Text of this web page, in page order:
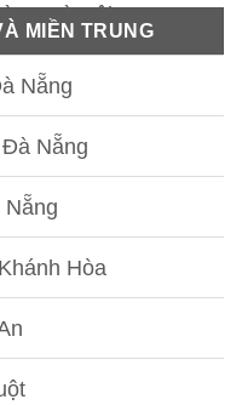
- Hà Nội
Nội
Phòng
Ninh
MIỀN TRUNG
Nẵng
Nẵng
Hòa